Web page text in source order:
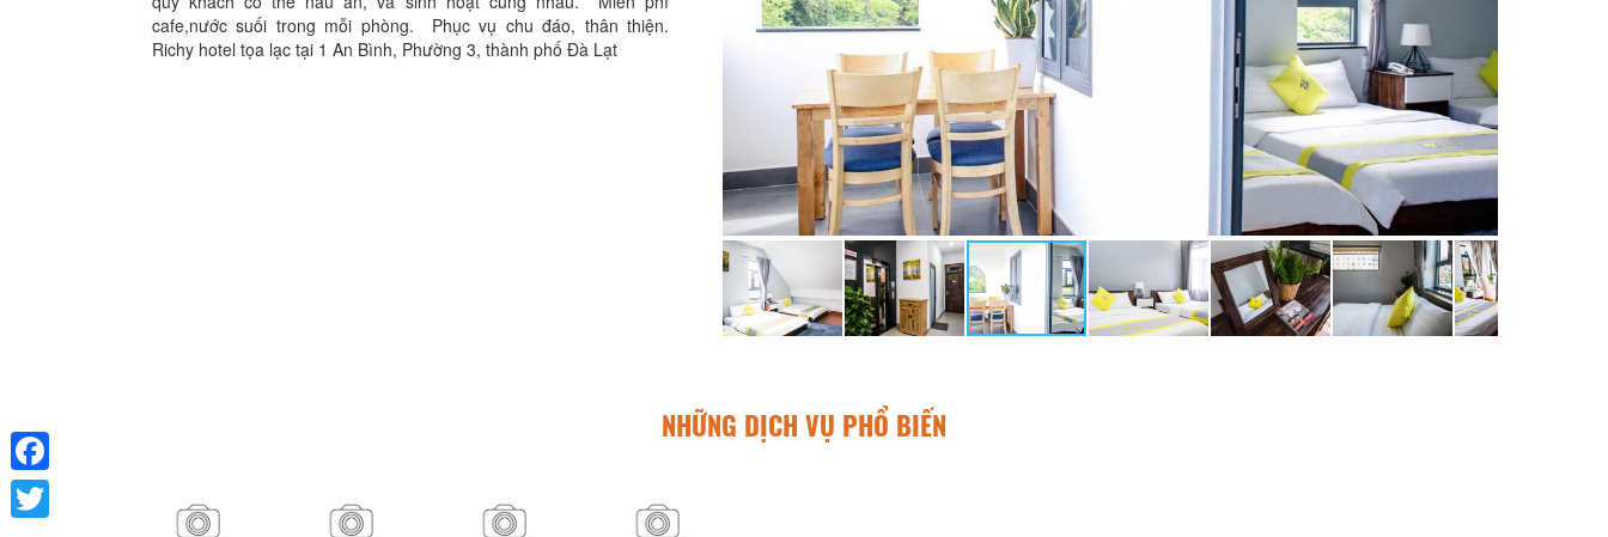
cafe,nước suối trong mỗi phòng. Phục vụ chu đáo, thân thiện.
Richy hotel tọa lạc tại 1 An Bình, Phường 3, thành phố Đà Lạt
NHỮNG DỊCH VỤ PHỔ BIẾN
Facebook